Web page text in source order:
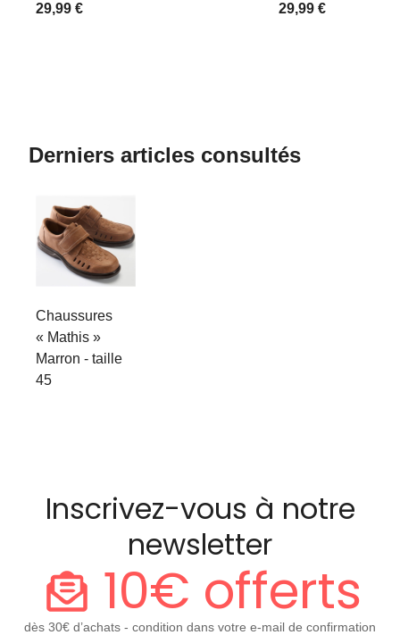
29,99 €
29,99 €
Derniers articles consultés
Chaussures
« Mathis »
Marron - taille
45
Inscrivez-vous à notre
newsletter
10€ offerts
dès 30€ d’achats - condition dans votre e-mail de confirmation